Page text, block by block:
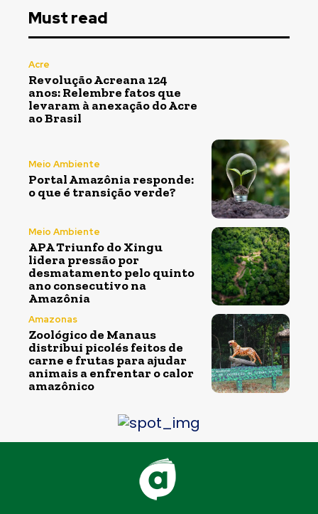
Must read
Acre
Revolução Acreana 124
anos: Relembre fatos que
levaram à anexação do Acre
ao Brasil
Meio Ambiente
Portal Amazônia responde:
o que é transição verde?
Meio Ambiente
APA Triunfo do Xingu
lidera pressão por
desmatamento pelo quinto
ano consecutivo na
Amazônia
Amazonas
Zoológico de Manaus
distribui picolés feitos de
carne e frutas para ajudar
animais a enfrentar o calor
amazônico